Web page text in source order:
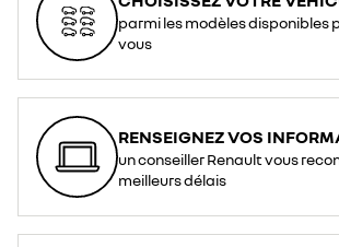
parmi les modèles disponibles
vous
RENSEIGNEZ VOS
un conseiller Renault vous
meilleurs délais